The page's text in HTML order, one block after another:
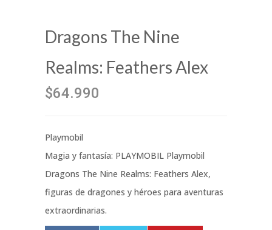
Dragons The Nine
Realms: Feathers Alex
$64.990
Playmobil
Magia y fantasía: PLAYMOBIL Playmobil
Dragons The Nine Realms: Feathers Alex,
figuras de dragones y héroes para aventuras
extraordinarias.